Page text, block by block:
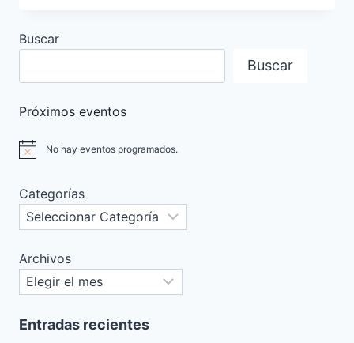
Buscar
Buscar
Próximos eventos
Aviso No hay eventos programados.
Categorías
Archivos
Entradas recientes